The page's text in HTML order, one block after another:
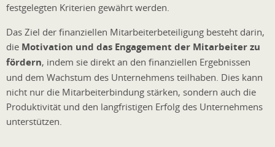
festgelegten Kriterien gewährt werden.
Das Ziel der finanziellen Mitarbeiterbeteiligung besteht darin,
die Motivation und das Engagement der Mitarbeiter zu
fördern, indem sie direkt an den finanziellen Ergebnissen
und dem Wachstum des Unternehmens teilhaben. Dies kann
nicht nur die Mitarbeiterbindung stärken, sondern auch die
Produktivität und den langfristigen Erfolg des Unternehmens
unterstützen.